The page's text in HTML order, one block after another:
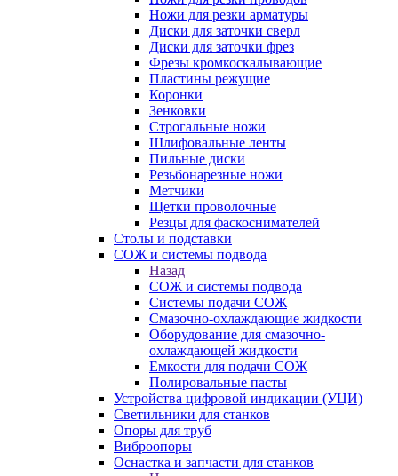
Ножи для резки арматуры
Диски для заточки сверл
Диски для заточки фрез
Фрезы кромкоскалывающие
Пластины режущие
Коронки
Зенковки
Строгальные ножи
Шлифовальные ленты
Пильные диски
Резьбонарезные ножи
Метчики
Щетки проволочные
Резцы для фаскоснимателей
Столы и подставки
СОЖ и системы подвода
Назад
СОЖ и системы подвода
Системы подачи СОЖ
Смазочно-охлаждающие жидкости
Оборудование для смазочно-
охлаждающей жидкости
Емкости для подачи СОЖ
Полировальные пасты
Устройства цифровой индикации (УЦИ)
Светильники для станков
Опоры для труб
Виброопоры
Оснастка и запчасти для станков